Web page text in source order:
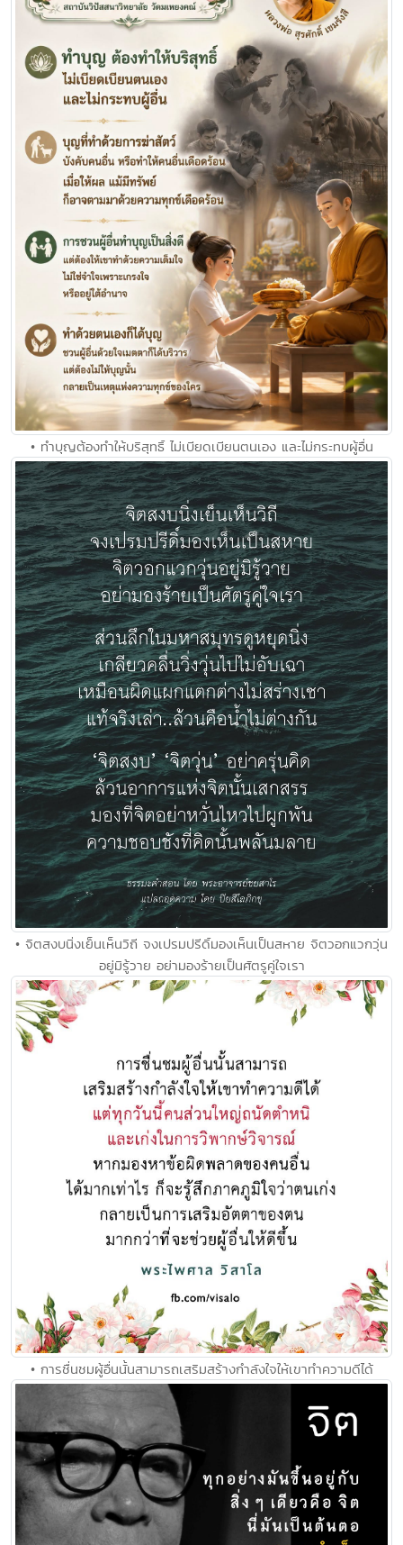
• ทำบุญต้องทำให้บริสุทธิ์ ไม่เบียดเบียนตนเอง และไม่กระทบผู้อื่น
• จิตสงบนิ่งเย็นเห็นวิถี จงเปรมปรีดิ์มองเห็นเป็นสหาย จิตวอกแวกวุ่น
อยู่มิรู้วาย อย่ามองร้ายเป็นศัตรูคู่ใจเรา
• การชื่นชมผู้อื่นนั้นสามารถเสริมสร้างกำลังใจให้เขาทำความดีได้